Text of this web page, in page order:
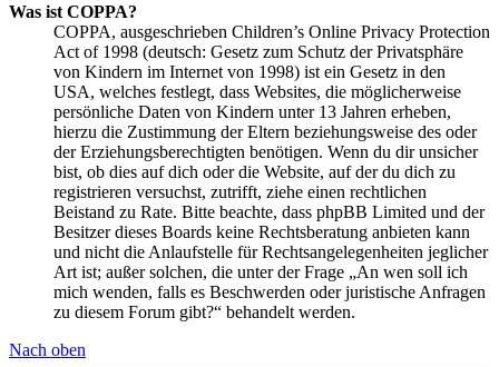
Was ist COPPA?
COPPA, ausgeschrieben Children’s Online Privacy Protection
Act of 1998 (deutsch: Gesetz zum Schutz der Privatsphäre
von Kindern im Internet von 1998) ist ein Gesetz in den
USA, welches festlegt, dass Websites, die möglicherweise
persönliche Daten von Kindern unter 13 Jahren erheben,
hierzu die Zustimmung der Eltern beziehungsweise des oder
der Erziehungsberechtigten benötigen. Wenn du dir unsicher
bist, ob dies auf dich oder die Website, auf der du dich zu
registrieren versuchst, zutrifft, ziehe einen rechtlichen
Beistand zu Rate. Bitte beachte, dass phpBB Limited und der
Besitzer dieses Boards keine Rechtsberatung anbieten kann
und nicht die Anlaufstelle für Rechtsangelegenheiten jeglicher
Art ist; außer solchen, die unter der Frage „An wen soll ich
mich wenden, falls es Beschwerden oder juristische Anfragen
zu diesem Forum gibt?“ behandelt werden.
Nach oben